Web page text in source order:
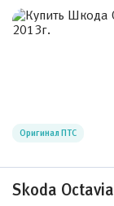
Оригинал ПТС
Skoda Octavia